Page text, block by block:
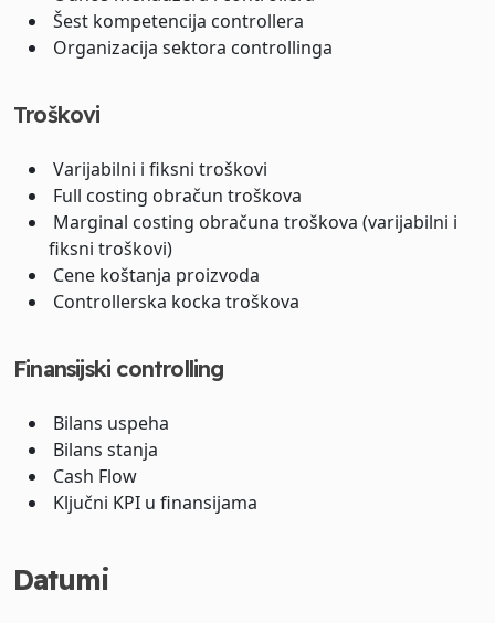
Šest kompetencija controllera
Organizacija sektora controllinga
Troškovi
Varijabilni i fiksni troškovi
Full costing obračun troškova
Marginal costing obračuna troškova (varijabilni i
fiksni troškovi)
Cene koštanja proizvoda
Controllerska kocka troškova
Finansijski controlling
Bilans uspeha
Bilans stanja
Cash Flow
Ključni KPI u finansijama
Datumi